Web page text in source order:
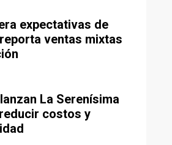
expectativas de
ventas mixtas
La Serenísima
costos y